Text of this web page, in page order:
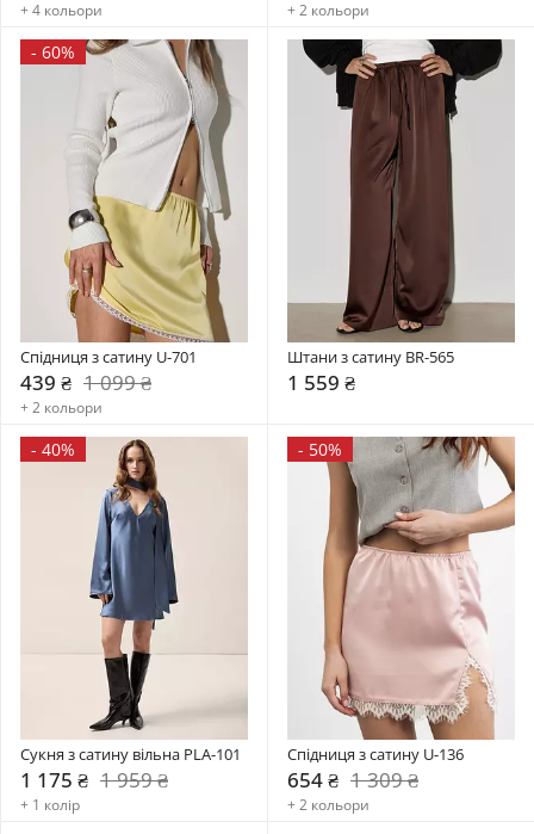
+ 4 кольори + 2 кольори
- 60%
Спідниця з сатину U-701
439 ₴ 1 099 ₴
+ 2 кольори
Штани з сатину BR-565
1 559 ₴
- 40%
Сукня з сатину вільна PLA-101
1 175 ₴ 1 959 ₴
+ 1 колір
- 50%
Спідниця з сатину U-136
654 ₴ 1 309 ₴
+ 2 кольори